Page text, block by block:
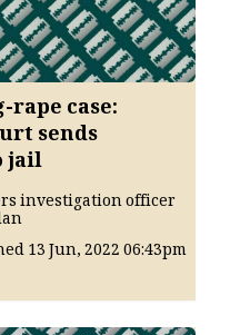
case:
sends
jail
investigation officer
13 Jun, 202206:43pm